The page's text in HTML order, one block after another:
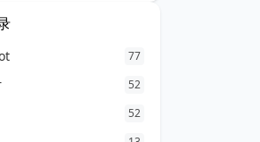
77
52
52